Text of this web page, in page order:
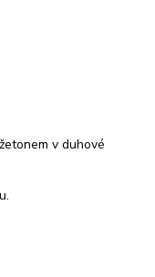
v duhové